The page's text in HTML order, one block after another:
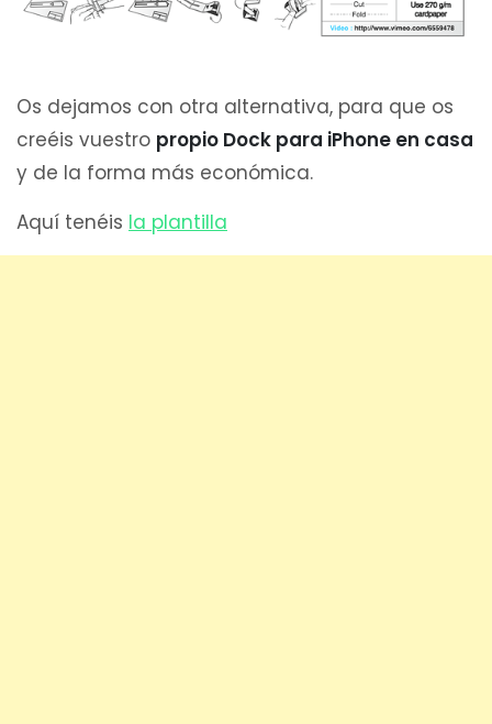
Os dejamos con otra alternativa, para que os
creéis vuestro propio Dock para iPhone en casa
y de la forma más económica.
Aquí tenéis la plantilla